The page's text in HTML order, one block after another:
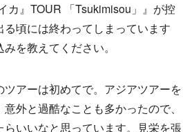
カ』TOUR 「Tsukimisou」』が控
る頃には終わってしまっています
を教えてください。
ツアーは初めてで。アジアツアーを
外と過酷なことも多かったので、
らいいなと思っています。見栄を張